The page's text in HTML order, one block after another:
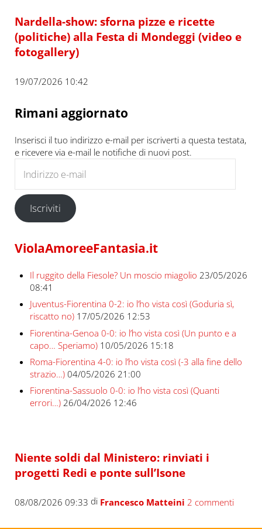
Nardella-show: sforna pizze e ricette
(politiche) alla Festa di Mondeggi (video e
fotogallery)
19/07/2026 10:42
Rimani aggiornato
Inserisci il tuo indirizzo e-mail per iscriverti a questa testata,
e ricevere via e-mail le notifiche di nuovi post.
Iscriviti
ViolaAmoreeFantasia.it
Il ruggito della Fiesole? Un moscio miagolio 23/05/2026
08:41
Juventus-Fiorentina 0-2: io l’ho vista così (Goduria sì,
riscatto no) 17/05/2026 12:53
Fiorentina-Genoa 0-0: io l’ho vista così (Un punto e a
capo… Speriamo) 10/05/2026 15:18
Roma-Fiorentina 4-0: io l’ho vista così (-3 alla fine dello
strazio…) 04/05/2026 21:00
Fiorentina-Sassuolo 0-0: io l’ho vista così (Quanti
errori…) 26/04/2026 12:46
Niente soldi dal Ministero: rinviati i
progetti Redi e ponte sull’Isone
08/08/2026 09:33 di Francesco Matteini 2 commenti